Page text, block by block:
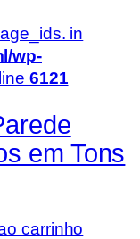
in
wp-
6121
em Tons
carrinho